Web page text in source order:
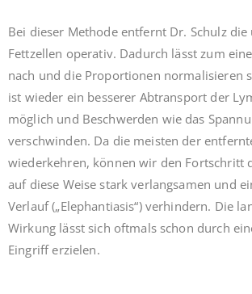
Bei dieser Methode entfernt Dr. Schulz die
Fettzellen operativ. Dadurch lässt zum
nach und die Proportionen normalisieren
ist wieder ein besserer Abtransport der
möglich und Beschwerden wie das
verschwinden. Da die meisten der
wiederkehren, können wir den Fortschritt
auf diese Weise stark verlangsamen und
Verlauf („Elephantiasis“) verhindern. Die
Wirkung lässt sich oftmals schon durch
Eingriff erzielen.